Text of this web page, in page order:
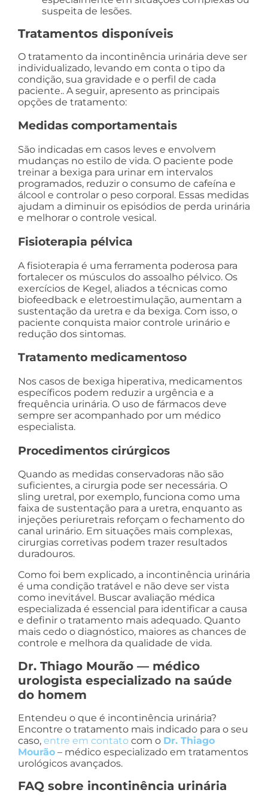
suspeita de lesões.
Tratamentos disponíveis
O tratamento da incontinência urinária deve ser
individualizado, levando em conta o tipo da
condição, sua gravidade e o perfil de cada
paciente.. A seguir, apresento as principais
opções de tratamento:
Medidas comportamentais
São indicadas em casos leves e envolvem
mudanças no estilo de vida. O paciente pode
treinar a bexiga para urinar em intervalos
programados, reduzir o consumo de cafeína e
álcool e controlar o peso corporal. Essas medidas
ajudam a diminuir os episódios de perda urinária
e melhorar o controle vesical.
Fisioterapia pélvica
A fisioterapia é uma ferramenta poderosa para
fortalecer os músculos do assoalho pélvico. Os
exercícios de Kegel, aliados a técnicas como
biofeedback e eletroestimulação, aumentam a
sustentação da uretra e da bexiga. Com isso, o
paciente conquista maior controle urinário e
redução dos sintomas.
Tratamento medicamentoso
Nos casos de bexiga hiperativa, medicamentos
específicos podem reduzir a urgência e a
frequência urinária. O uso de fármacos deve
sempre ser acompanhado por um médico
especialista.
Procedimentos cirúrgicos
Quando as medidas conservadoras não são
suficientes, a cirurgia pode ser necessária. O
sling uretral, por exemplo, funciona como uma
faixa de sustentação para a uretra, enquanto as
injeções periuretrais reforçam o fechamento do
canal urinário. Em situações mais complexas,
cirurgias corretivas podem trazer resultados
duradouros.
Como foi bem explicado, a incontinência urinária
é uma condição tratável e não deve ser vista
como inevitável. Buscar avaliação médica
especializada é essencial para identificar a causa
e definir o tratamento mais adequado. Quanto
mais cedo o diagnóstico, maiores as chances de
controle e melhora da qualidade de vida.
Dr. Thiago Mourão — médico
urologista especializado na saúde
do homem
Entendeu o que é incontinência urinária?
Encontre o tratamento mais indicado para o seu
caso, entre em contato com o Dr. Thiago
Mourão – médico especializado em tratamentos
urológicos avançados.
FAQ sobre incontinência urinária